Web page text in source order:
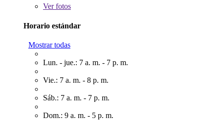
Verfotos
Horario estándar
Mostrar todas
Lun. - jue.: 7 a. m. - 7 p. m.
Vie.: 7 a. m. - 8 p. m.
Sáb.: 7 a. m. - 7 p. m.
Dom.: 9 a. m. - 5 p. m.